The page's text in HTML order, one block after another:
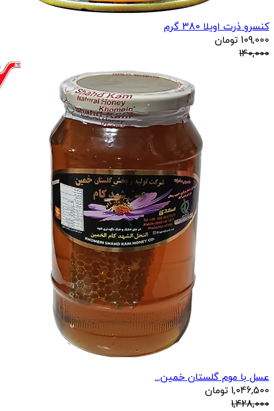
کنسرو ذرت اویلا 380 گرم
109,000 تومان
140,000
عسل با موم گلستان خمین...
1,046,500 تومان
1,428,000